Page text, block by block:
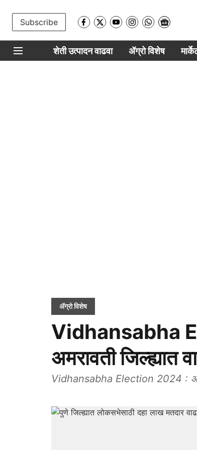
Subscribe
शेती उत्पादन वाढवा ॲग्रो विशेष
ॲग्रो विशेष
Vidhansabha
अमरावती जिल्ह्यात
Vidhansabha Election 2024 :